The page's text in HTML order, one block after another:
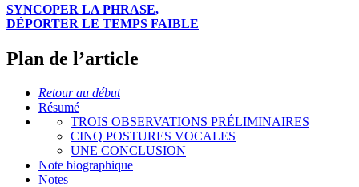
SYNCOPER LA PHRASE,
DÉPORTER LE TEMPS FAIBLE
Plan de l’article
Retour au début
Résumé
TROIS OBSERVATIONS PRÉLIMINAIRES
CINQ POSTURES VOCALES
UNE CONCLUSION
Note biographique
Notes